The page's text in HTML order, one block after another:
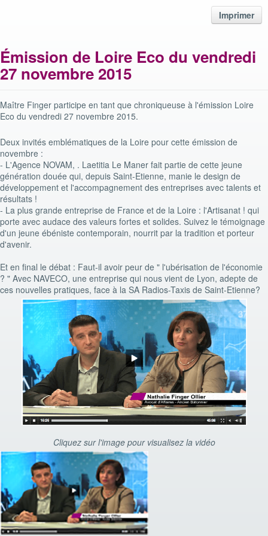
Imprimer
Émission de Loire Eco du vendredi
27 novembre 2015
Maître Finger participe en tant que chroniqueuse à l'émission Loire
Eco du vendredi 27 novembre 2015.
Deux invités emblématiques de la Loire pour cette émission de
novembre :
- L'Agence NOVAM, . Laetitia Le Maner fait partie de cette jeune
génération douée qui, depuis Saint-Etienne, manie le design de
développement et l'accompagnement des entreprises avec talents et
résultats !
- La plus grande entreprise de France et de la Loire : l'Artisanat ! qui
porte avec audace des valeurs fortes et solides. Suivez le témoignage
d'un jeune ébéniste contemporain, nourrit par la tradition et porteur
d'avenir.
Et en final le débat : Faut-il avoir peur de " l'ubérisation de l'économie
? " Avec NAVECO, une entreprise qui nous vient de Lyon, adepte de
ces nouvelles pratiques, face à la SA Radios-Taxis de Saint-Etienne?
Cliquez sur l'image pour visualisez la vidéo